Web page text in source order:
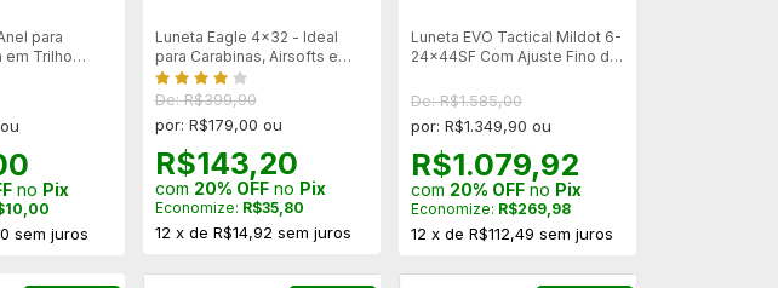
para
em Trilho
no Pix
sem juros
Luneta Eagle 4x32 - Ideal
para Carabinas, Airsofts e
Rifles .22
De: R$399,90
por: R$179,00 ou
R$143,20
com 20% OFFno Pix
Economize: R$35,80
12 x de R$14,92 sem juros
Luneta EVO Tactical Mildot 6-
24x44SF Com Ajuste Fino de
20mm
De: R$1.585,00
por: R$1.349,90 ou
R$1.079,92
com 20% OFFno Pix
Economize: R$269,98
12 x de R$112,49 sem juros